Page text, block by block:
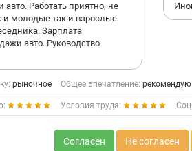
Работать приятно, не
и молодые так и взрослые
Зарплата
авто. Руководство
рыночное Общее впечатление: рекомендую
Условия труда:
Согласен Не согласен